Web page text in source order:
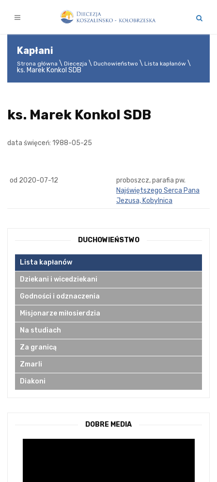
Kapłani
Strona główna Diecezja Duchowieństwo Lista kapłanów
ks. Marek Konkol SDB
ks. Marek Konkol SDB
data święceń: 1988-05-25
od 2020-07-12
proboszcz, parafia pw.
Najświętszego Serca Pana
Jezusa, Kobylnica
DUCHOWIEŃSTWO
Lista kapłanów
Dziekani i wicedziekani
Godności i odznaczenia
Misjonarze miłosierdzia
Na studiach
Za granicą
Zmarli
Diakoni
DOBRE MEDIA